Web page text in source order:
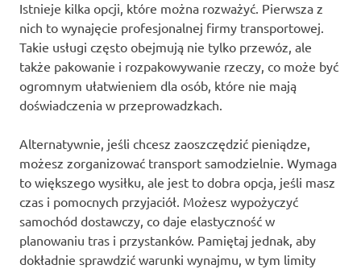
Istnieje kilka opcji, które można rozważyć. Pierwsza z
nich to wynajęcie profesjonalnej firmy transportowej.
Takie usługi często obejmują nie tylko przewóz, ale
także pakowanie i rozpakowywanie rzeczy, co może być
ogromnym ułatwieniem dla osób, które nie mają
doświadczenia w przeprowadzkach.
Alternatywnie, jeśli chcesz zaoszczędzić pieniądze,
możesz zorganizować transport samodzielnie. Wymaga
to większego wysiłku, ale jest to dobra opcja, jeśli masz
czas i pomocnych przyjaciół. Możesz wypożyczyć
samochód dostawczy, co daje elastyczność w
planowaniu tras i przystanków. Pamiętaj jednak, aby
dokładnie sprawdzić warunki wynajmu, w tym limity